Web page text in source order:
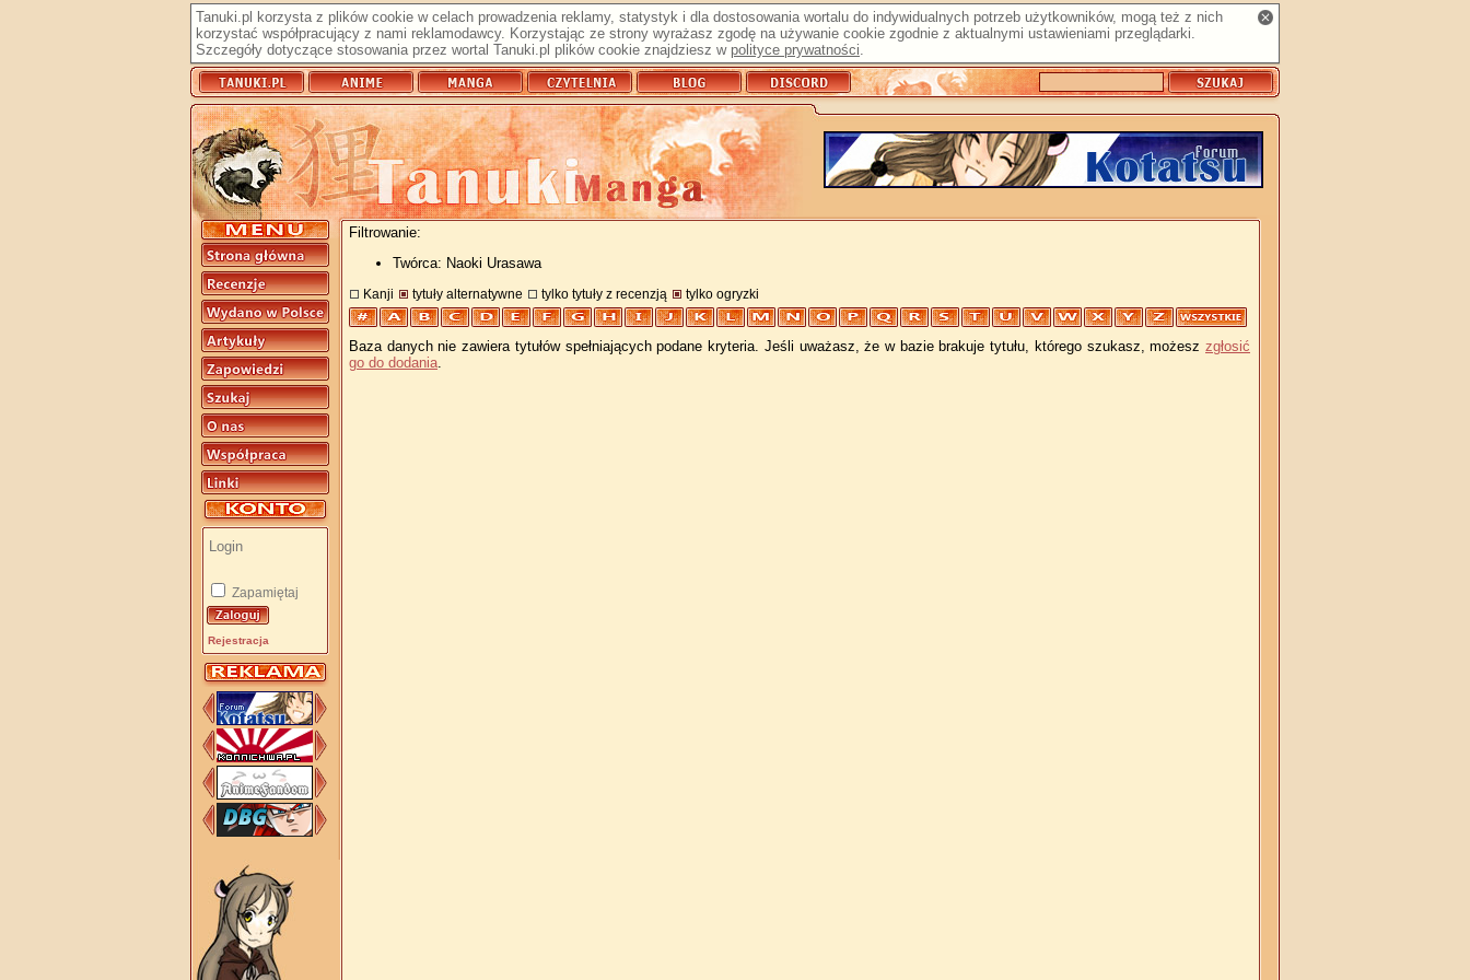
Tanuki.pl korzysta z plików cookie w celach prowadzenia reklamy, statystyk i dla dostosowania wortalu do indywidualnych potrzeb użytkowników, mogą też z nich
korzystać współpracujący z nami reklamodawcy. Korzystając ze strony wyrażasz zgodę na używanie cookie zgodnie z aktualnymi ustawieniami przeglądarki.
Szczegóły dotyczące stosowania przez wortal Tanuki.pl plików cookie znajdziesz w polityce prywatności.
Zapamiętaj
Rejestracja
Filtrowanie:
Twórca: Naoki Urasawa
Kanji tytuły alternatywne tylko tytuły z recenzją tylko ogryzki
Baza danych nie zawiera tytułów spełniających podane kryteria. Jeśli uważasz, że w bazie brakuje tytułu, którego szukasz, możesz zgłosić
go do dodania.